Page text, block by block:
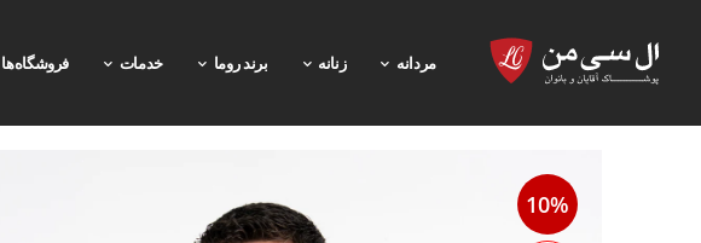
مردانه زنانه برند روما خدمات فروشگاه‌ها
10%